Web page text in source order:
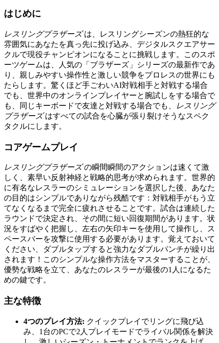
はじめに
レスリングブラザーズは、レスリングシーズンの熱狂的な
雰囲気にあなたを真っ先に投げ込み、デジタルスクエアサー
クルで現役チャンピオンになることに挑戦します。このスポ
ーツゲームは、人気の「ブラザーズ」シリーズの最新作であ
り、親しみやすい操作性と激しい競争をプロレスの世界にも
たらします。驚くほど手ごわいAI対戦相手と対戦する場合
でも、世界中のオンラインプレイヤーと腕試しをする場合で
も、同じキーボードで友達と対戦する場合でも、
レスリング
ブラザーズはすべての試合を心臓が張り裂けそうなスペク
タクルにします。
コアゲームプレイ
レスリングブラザーズの瞬間瞬間のアクションは速くて激
しく、素早い反射神経と戦略的思考が求められます。世界的
に有名なレスラーのシミュレーションを選択した後、あなた
の目的はシンプルでありながら残酷です：対戦相手がもう立
てなくなるまで完全に疲れさせることです。試合は連続した
ラウンドで決定され、その間に短い回復期間があります。状
況をすばやく把握し、左右の矢印キーを使用して操作し、ス
ペースバーを攻撃に使用する必要があります。覚えておいて
ください、ダブルタップすると強力なダブルパンチが繰り出
されます！このシンプルな操作方法をマスターすることが、
優勢な戦略を立て、あなたのレスラーが最後の1人になるた
めの鍵です。
主な特徴
4つのプレイ方法: クイックプレイでリングに飛び込
み、1台のPCで2人プレイモードでライバル関係を解決